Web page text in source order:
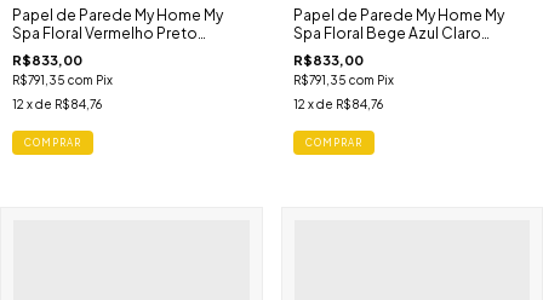
Spa Floral Vermelho Preto
387004
R$833,00
R$791,35com
12 x deR$84,76
Spa Floral Bege Azul Claro
387003
R$833,00
R$791,35com
12x deR$84,76